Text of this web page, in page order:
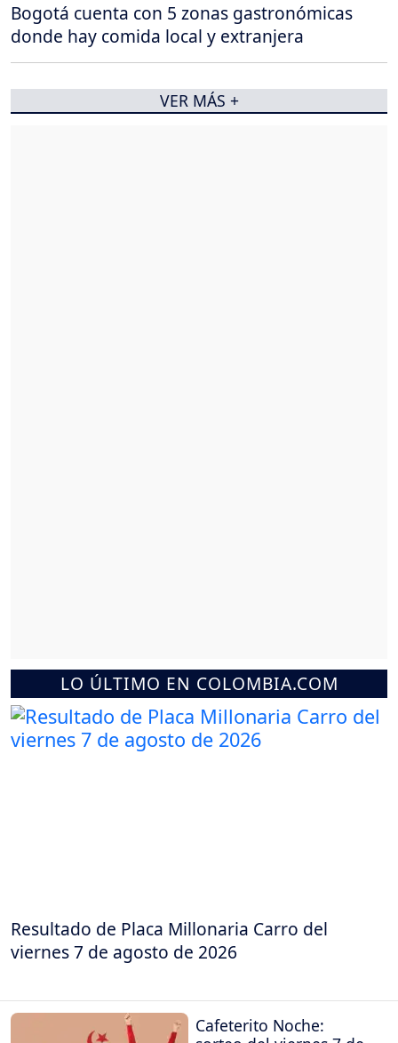
LO ÚLTIMO EN COLOMBIA.COM
Resultado de Placa Millonaria Carro del
viernes 7 de agosto de 2026
Cafeterito Noche:
Bogotá cuenta con 5 zonas gastronómicas
donde hay comida local y extranjera
VER MÁS +